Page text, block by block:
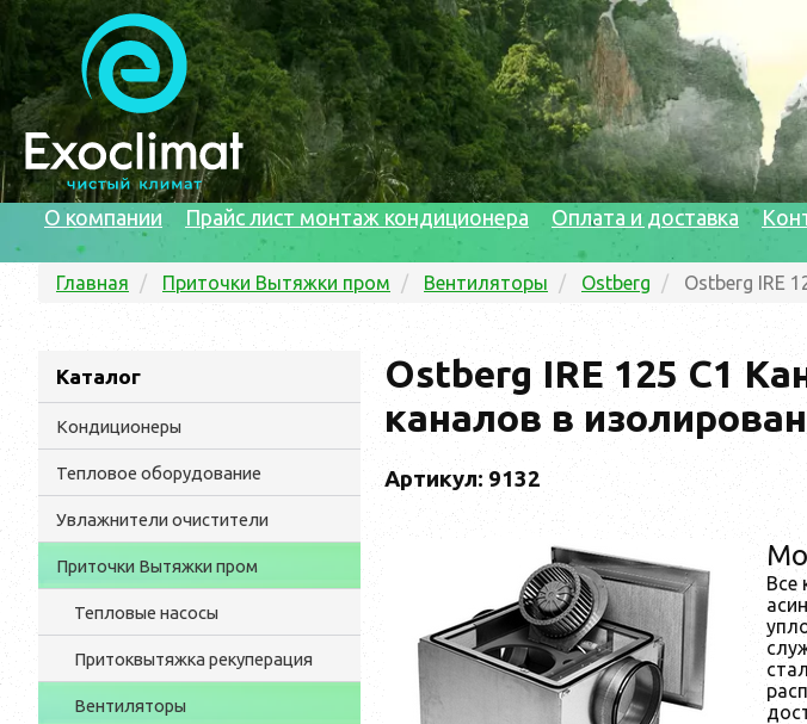
О компании Прайс лист монтаж кондиционера Оплата и доставка
Главная Приточки Вытяжки пром Вентиляторы Ostberg Ostberg IRE
Каталог
Кондиционеры
Тепловое оборудование
Увлажнители очистители
Приточки Вытяжки пром
Тепловые насосы
Притоквытяжка рекуперация
Вентиляторы
Ostberg IRE 125 C1
каналов в
Артикул: 9132
Все